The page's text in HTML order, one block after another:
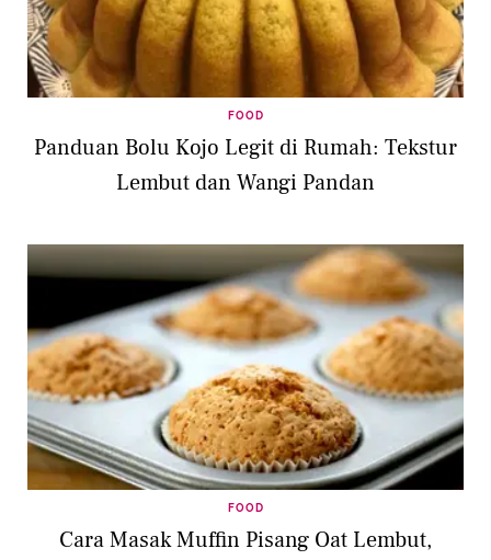
FOOD
Panduan Bolu Kojo Legit di Rumah: Tekstur
Lembut dan Wangi Pandan
FOOD
Cara Masak Muffin Pisang Oat Lembut,